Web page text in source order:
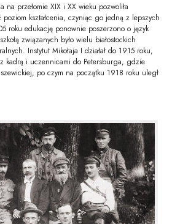
przełomie XIX i XX wieku pozwoliła
kształcenia, czyniąc go jedną z lepszych
roku edukację ponownie poszerzono o język
związanych było wielu białostockich
Instytut Mikołaja I działał do 1915 roku,
kadrą i uczennicami do Petersburga, gdzie
po czym na początku 1918 roku uległ